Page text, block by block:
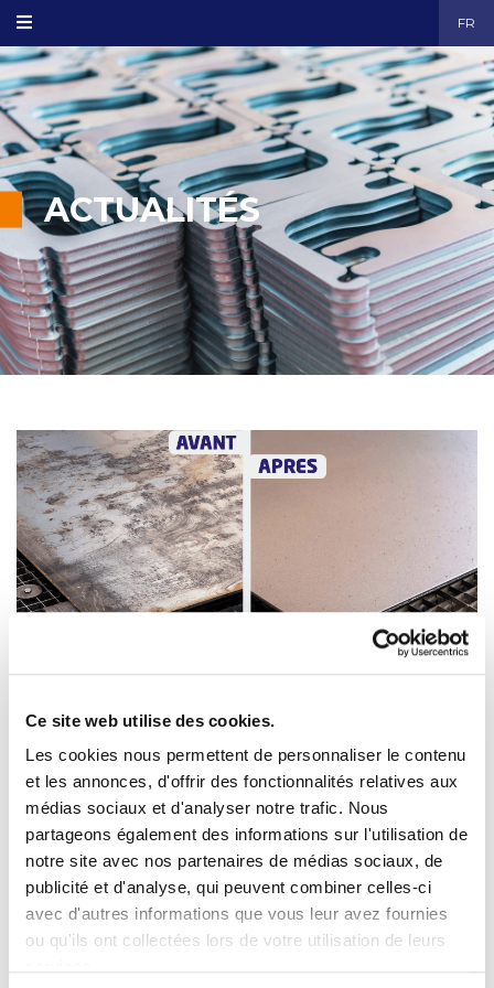
Ce site web utilise des cookies.
Les cookies nous permettent de personnaliser le contenu
et les annonces, d'offrir des fonctionnalités relatives aux
médias sociaux et d'analyser notre trafic. Nous
partageons également des informations sur l'utilisation de
notre site avec nos partenaires de médias sociaux, de
publicité et d'analyse, qui peuvent combiner celles-ci
avec d'autres informations que vous leur avez fournies
ou qu'ils ont collectées lors de votre utilisation de leurs
FR
ACTUALITÉS
parachèvement
LE GRENAILLAGE : COMPRENDRE SON
UTILITÉ EN 5 QUESTIONS !
LIRE LA SUITE